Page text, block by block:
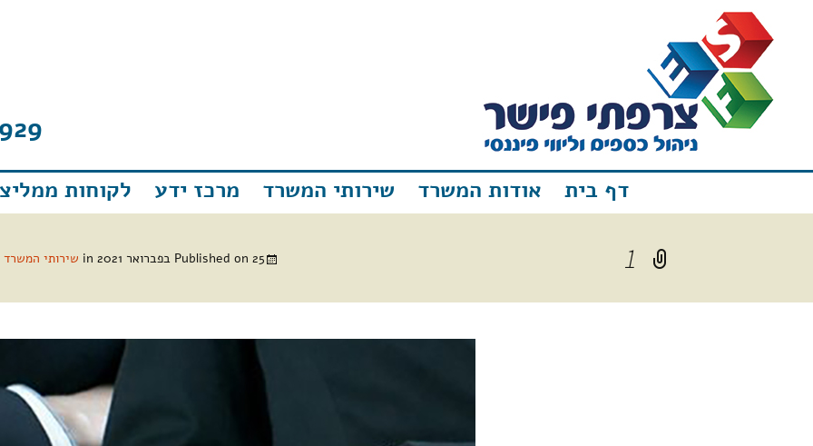
דף בית אודות המשרד שירותי המשרד מרכז ידע לקוחות
1
Published on 25 בפברואר 2021 שירותי המשרד